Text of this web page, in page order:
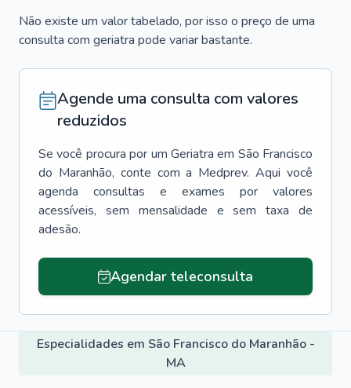
Não existe um valor tabelado, por isso o preço de uma
consulta com geriatra pode variar bastante.
Agende uma consulta com valores
reduzidos
Se você procura por um Geriatra em São Francisco
do Maranhão, conte com a Medprev. Aqui você
agenda consultas e exames por valores
acessíveis, sem mensalidade e sem taxa de
adesão.
Agendar teleconsulta
Especialidades em São Francisco do Maranhão -
MA